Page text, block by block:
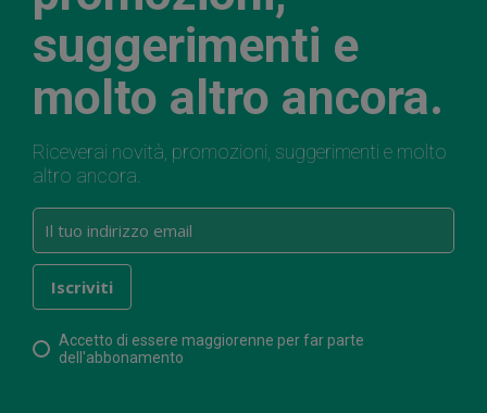
suggerimenti e
molto altro ancora.
Riceverai novità, promozioni, suggerimenti e molto
altro ancora.
Accetto di essere maggiorenne per far parte
dell'abbonamento